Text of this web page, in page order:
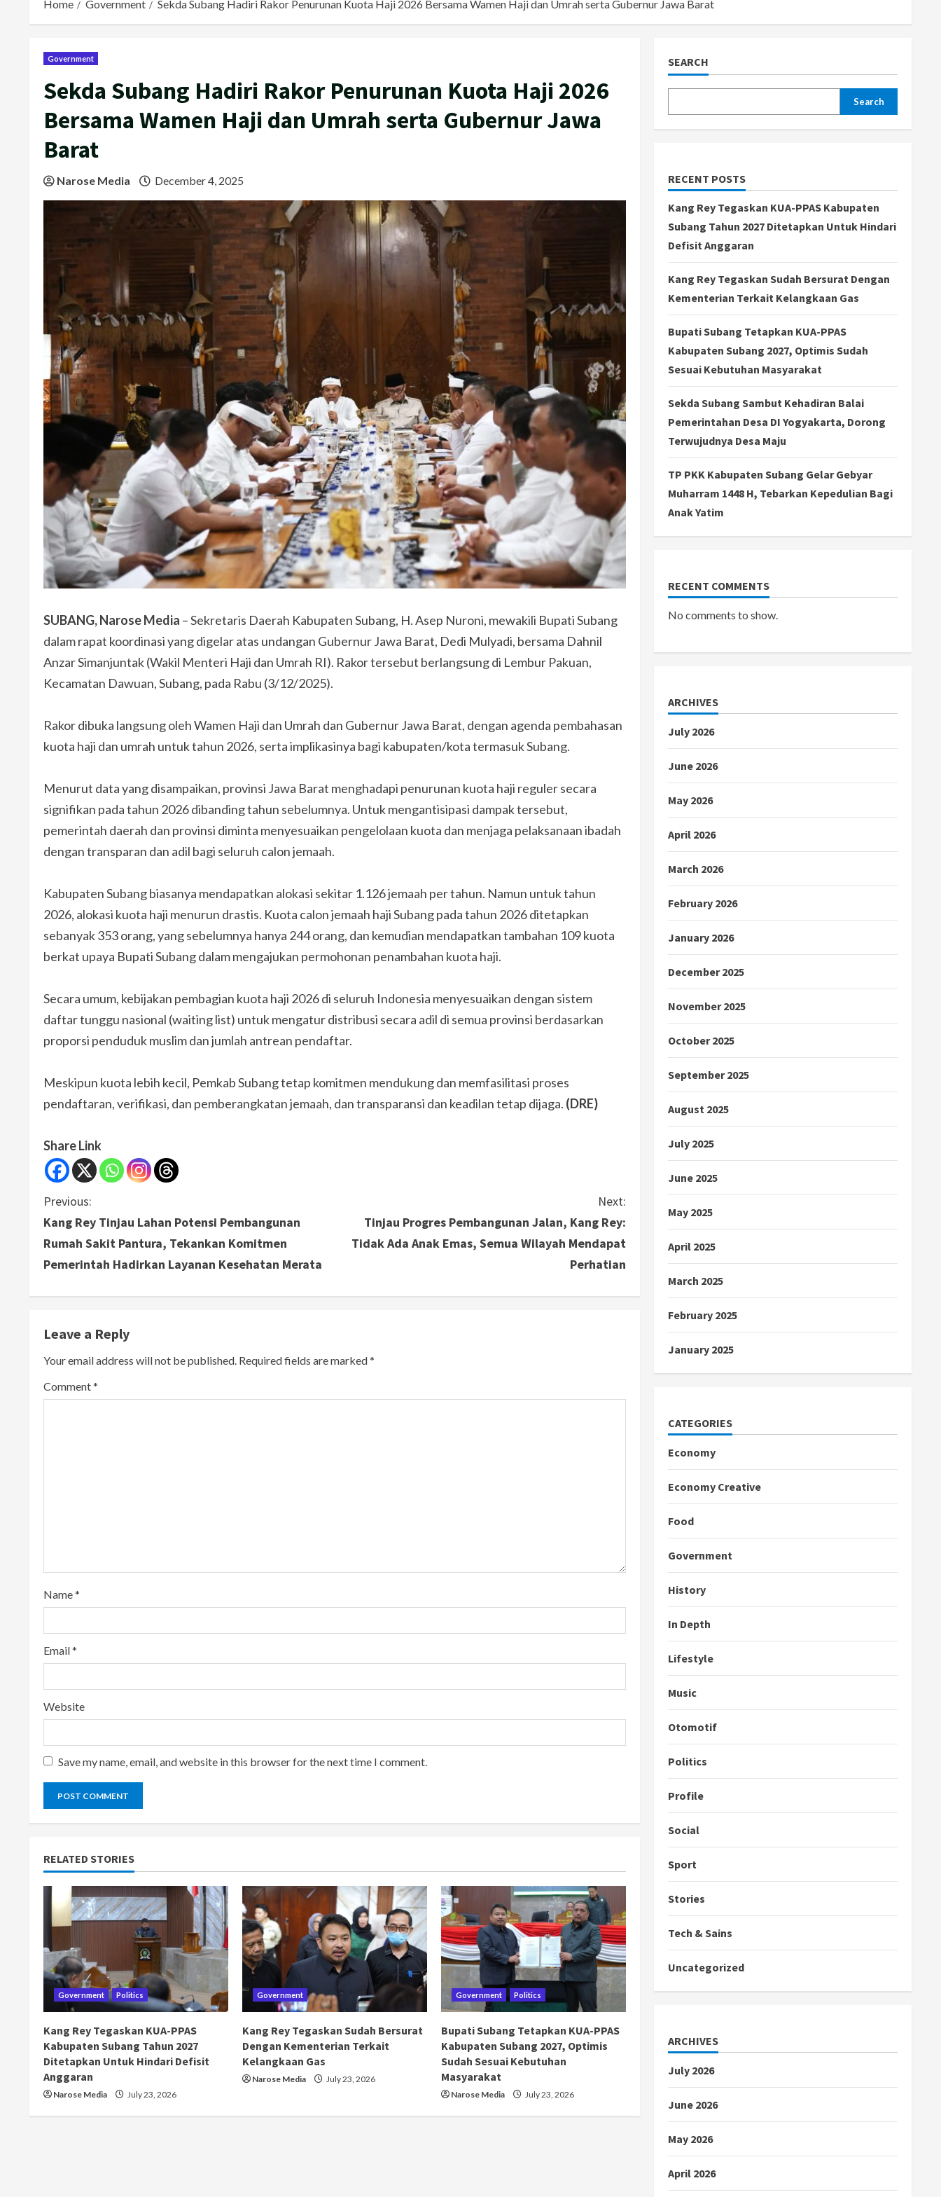
Home Government Sekda Subang Hadiri Rakor Penurunan Kuota Haji 2026 Bersama Wamen Haji dan Umrah serta Gubernur Jawa Barat
Government
Sekda Subang Hadiri Rakor Penurunan Kuota Haji 2026
Bersama Wamen Haji dan Umrah serta Gubernur Jawa
Barat
Narose Media December 4, 2025
SUBANG, Narose Media – Sekretaris Daerah Kabupaten Subang, H. Asep Nuroni, mewakili Bupati Subang
dalam rapat koordinasi yang digelar atas undangan Gubernur Jawa Barat, Dedi Mulyadi, bersama Dahnil
Anzar Simanjuntak (Wakil Menteri Haji dan Umrah RI). Rakor tersebut berlangsung di Lembur Pakuan,
Kecamatan Dawuan, Subang, pada Rabu (3/12/2025).
Rakor dibuka langsung oleh Wamen Haji dan Umrah dan Gubernur Jawa Barat, dengan agenda pembahasan
kuota haji dan umrah untuk tahun 2026, serta implikasinya bagi kabupaten/kota termasuk Subang.
Menurut data yang disampaikan, provinsi Jawa Barat menghadapi penurunan kuota haji reguler secara
signifikan pada tahun 2026 dibanding tahun sebelumnya. Untuk mengantisipasi dampak tersebut,
pemerintah daerah dan provinsi diminta menyesuaikan pengelolaan kuota dan menjaga pelaksanaan ibadah
dengan transparan dan adil bagi seluruh calon jemaah.
Kabupaten Subang biasanya mendapatkan alokasi sekitar 1.126 jemaah per tahun. Namun untuk tahun
2026, alokasi kuota haji menurun drastis. Kuota calon jemaah haji Subang pada tahun 2026 ditetapkan
sebanyak 353 orang, yang sebelumnya hanya 244 orang, dan kemudian mendapatkan tambahan 109 kuota
berkat upaya Bupati Subang dalam mengajukan permohonan penambahan kuota haji.
Secara umum, kebijakan pembagian kuota haji 2026 di seluruh Indonesia menyesuaikan dengan sistem
daftar tunggu nasional (waiting list) untuk mengatur distribusi secara adil di semua provinsi berdasarkan
proporsi penduduk muslim dan jumlah antrean pendaftar.
Meskipun kuota lebih kecil, Pemkab Subang tetap komitmen mendukung dan memfasilitasi proses
pendaftaran, verifikasi, dan pemberangkatan jemaah, dan transparansi dan keadilan tetap dijaga. (DRE)
Share Link
C
o
n
t
i
n
u
n
g
Previous:
Kang Rey Tinjau Lahan Potensi Pembangunan
Rumah Sakit Pantura, Tekankan Komitmen
Pemerintah Hadirkan Layanan Kesehatan Merata
Next:
Tinjau Progres Pembangunan Jalan, Kang Rey:
Tidak Ada Anak Emas, Semua Wilayah Mendapat
Perhatian
Leave a Reply
Your email address will not be published. Required fields are marked*
Comment*
Name*
Email*
Website
Save my name, email, and website in this browser for the next time I comment.
RELATED STORIES
Government Politics
Kang Rey Tegaskan KUA-PPAS
Kabupaten Subang Tahun 2027
Ditetapkan Untuk Hindari Defisit
Anggaran
Narose Media July 23, 2026
Government
Kang Rey Tegaskan Sudah Bersurat
Dengan Kementerian Terkait
Kelangkaan Gas
Narose Media July 23, 2026
Government Politics
Bupati Subang Tetapkan KUA-PPAS
Kabupaten Subang 2027, Optimis
Sudah Sesuai Kebutuhan
Masyarakat
Narose Media July 23, 2026
SEARCH
Search
RECENT POSTS
Kang Rey Tegaskan KUA-PPAS Kabupaten
Subang Tahun 2027 Ditetapkan Untuk Hindari
Defisit Anggaran
Kang Rey Tegaskan Sudah Bersurat Dengan
Kementerian Terkait Kelangkaan Gas
Bupati Subang Tetapkan KUA-PPAS
Kabupaten Subang 2027, Optimis Sudah
Sesuai Kebutuhan Masyarakat
Sekda Subang Sambut Kehadiran Balai
Pemerintahan Desa DI Yogyakarta, Dorong
Terwujudnya Desa Maju
TP PKK Kabupaten Subang Gelar Gebyar
Muharram 1448 H, Tebarkan Kepedulian Bagi
Anak Yatim
RECENT COMMENTS
No comments to show.
ARCHIVES
July 2026
June 2026
May 2026
April 2026
March 2026
February 2026
January 2026
December 2025
November 2025
October 2025
September 2025
August 2025
July 2025
June 2025
May 2025
April 2025
March 2025
February 2025
January 2025
CATEGORIES
Economy
Economy Creative
Food
Government
History
In Depth
Lifestyle
Music
Otomotif
Politics
Profile
Social
Sport
Stories
Tech & Sains
Uncategorized
ARCHIVES
July 2026
June 2026
May 2026
April 2026